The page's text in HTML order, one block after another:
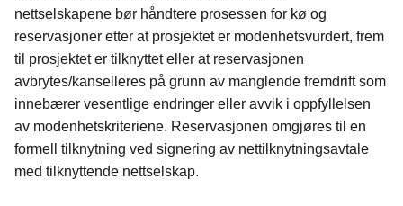
nettselskapene bør håndtere prosessen for kø og
reservasjoner etter at prosjekteter modenhetsvurdert, frem
til prosjektet er tilknyttet eller at reservasjonen
avbrytes/kanselleres på grunn av manglende fremdrift som
innebærer vesentlige endringer eller avvik i oppfyllelsen
av modenhetskriteriene. Reservasjonen omgjøres til en
formell tilknytning ved signering av nettilknytningsavtale
med tilknyttende nettselskap.